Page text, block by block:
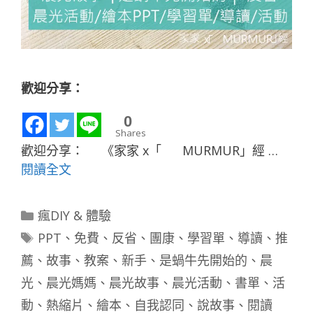
歡迎分享：
0
Shares
歡迎分享： 《家家 x「 MURMUR」經 …
閱讀全文
分
類
瘋DIY & 體驗
標
籤
PPT 、 免費 、 反省 、 團康、 學習單 、 導讀 、 推
薦 、 故事 、 教案 、 新手 、 是蝸牛先開始的 、 晨
光 、 晨光媽媽 、 晨光故事 、 晨光活動 、 書單 、 活
動 、 熱縮片 、 繪本 、 自我認同 、 說故事 、 閱讀